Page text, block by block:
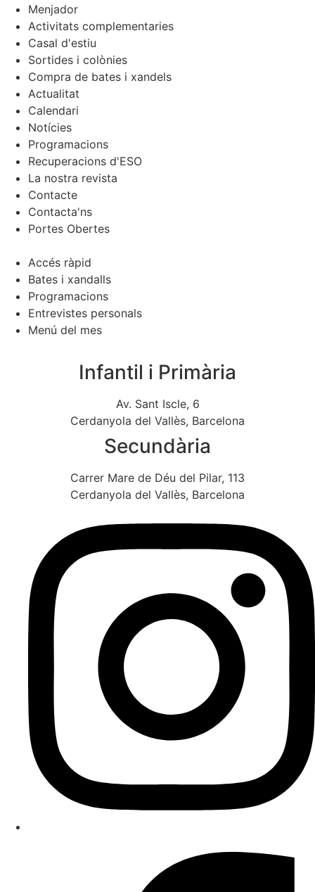
Menjador
Activitats complementaries
Casal d'estiu
Sortides i colònies
Compra de bates i xandels
Actualitat
Calendari
Notícies
Programacions
Recuperacions d'ESO
La nostra revista
Contacte
Contacta'ns
Portes Obertes
Accés ràpid
Bates i xandalls
Programacions
Entrevistes personals
Menú del mes
Infantil i Primària
Av. Sant Iscle, 6
Cerdanyola del Vallès, Barcelona
Secundària
Carrer Mare de Déu del Pilar, 113
Cerdanyola del Vallès, Barcelona